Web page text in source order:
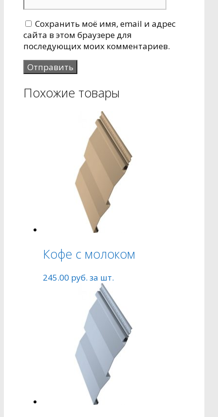
Сохранить моё имя, email и адрес
сайта в этом браузере для
последующих моих комментариев.
Похожие товары
Кофе с молоком
245.00 руб. за шт.